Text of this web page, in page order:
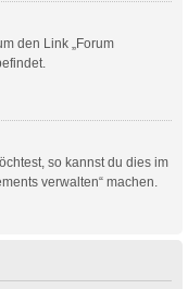
den Link „Forum
so kannst du dies im
verwalten“ machen.